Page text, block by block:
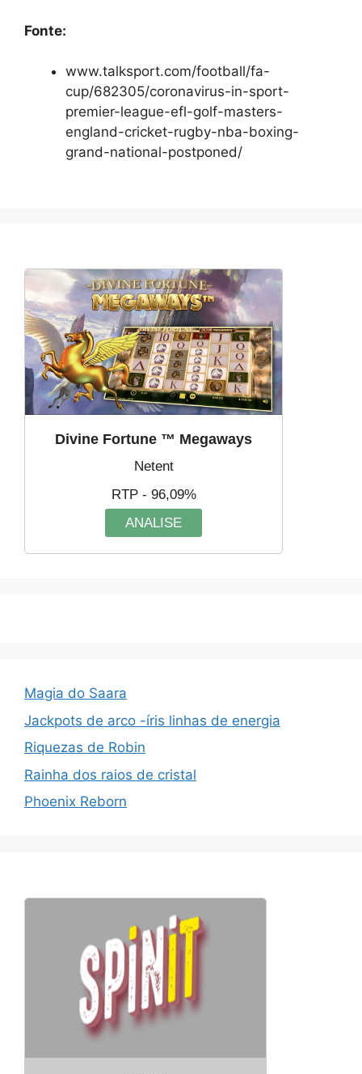
Fonte:
www.talksport.com/football/fa-
cup/682305/coronavirus-in-sport-
premier-league-efl-golf-masters-
england-cricket-rugby-nba-boxing-
grand-national-postponed/
Divine Fortune ™ Megaways
Netent
RTP - 96,09%
ANALISE
Magia do Saara
Jackpots de arco -íris linhas de energia
Riquezas de Robin
Rainha dos raios de cristal
Phoenix Reborn